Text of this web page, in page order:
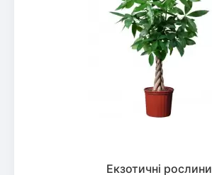
Екзотичні рослини